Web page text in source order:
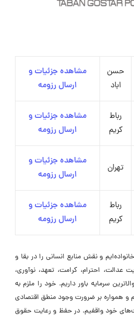
حسن
اباد
مشاهده جزئیات و
ارسال رزومه
رباط
کریم
مشاهده جزئیات و
ارسال رزومه
تهران
مشاهده جزئیات و
ارسال رزومه
رباط
کریم
مشاهده جزئیات و
ارسال رزومه
و نقش منابع انسانی را در بقا و
عدالت، احترام، کرامت، تعهد، نوآوری،
سرمایه باور داریم. خود را ملزم به
و همواره بر ضرورت وجود منطق اقتصادی
خود واقفیم. در حفظ و رعایت حقوق